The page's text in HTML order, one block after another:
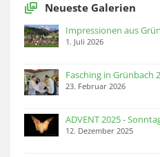
Neueste Galerien
Impressionen aus
1. Juli 2026
Fasching in Grünbach
23. Februar 2026
ADVENT 2025 -
12. Dezember 2025